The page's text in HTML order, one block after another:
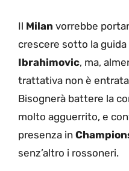
Il Milan vorrebbe
crescere sotto la
Ibrahimovic, ma,
trattativa non è
Bisognerà battere la
molto agguerrito, e
presenza in
senz’altro i rossoneri.